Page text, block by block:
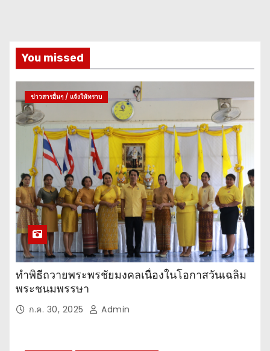
You missed
ข่าวสารอื่นๆ / แจ้งให้ทราบ
ทำพิธีถวายพระพรชัยมงคลเนื่องในโอกาสวันเฉลิม
พระชนมพรรษา
ก.ค. 30, 2025 Admin